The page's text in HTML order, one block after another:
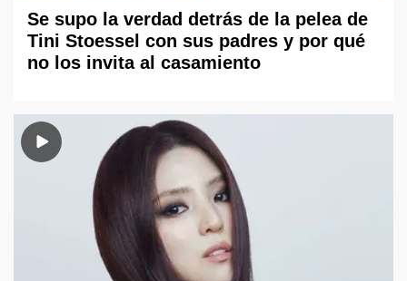
Se supo la verdad detrás de la pelea de
Tini Stoessel con sus padres y por qué
no los invita al casamiento